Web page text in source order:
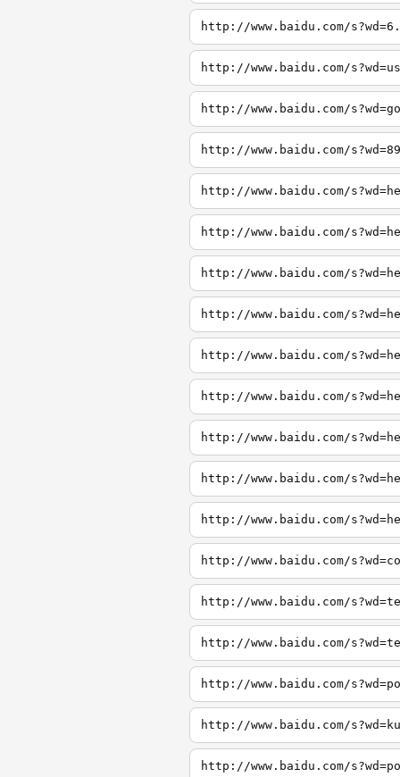
http://www.baidu.com/
http://www.baidu.com/
http://www.baidu.com/
http://www.baidu.com/
http://www.baidu.com/
http://www.baidu.com/
http://www.baidu.com/
http://www.baidu.com/
http://www.baidu.com/
http://www.baidu.com/
http://www.baidu.com/
http://www.baidu.com/
http://www.baidu.com/
http://www.baidu.com/
http://www.baidu.com/
http://www.baidu.com/
http://www.baidu.com/
http://www.baidu.com/
http://www.baidu.com/